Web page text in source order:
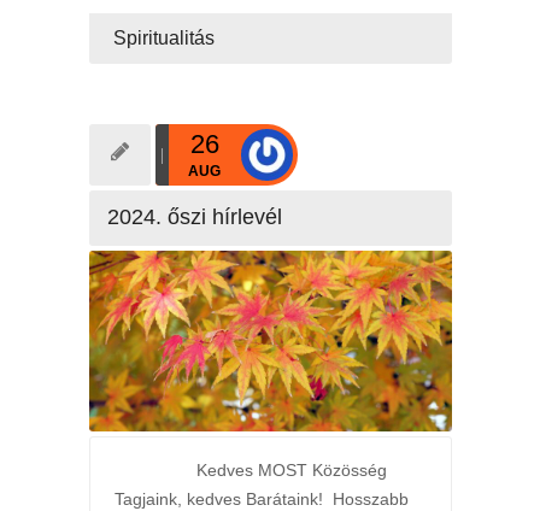
Spiritualitás
26
AUG
2024. őszi hírlevél
Kedves MOST Közösség
Tagjaink, kedves Barátaink! Hosszabb